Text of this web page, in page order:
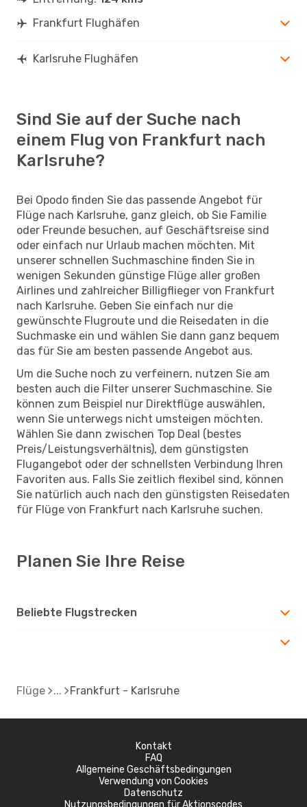
Frankfurt Flughäfen
Karlsruhe Flughäfen
Sind Sie auf der Suche nach
einem Flug von Frankfurt nach
Karlsruhe?
Bei Opodo finden Sie das passende Angebot für
Flüge nach Karlsruhe, ganz gleich, ob Sie Familie
oder Freunde besuchen, auf Geschäftsreise sind
oder einfach nur Urlaub machen möchten. Mit
unserer schnellen Suchmaschine finden Sie in
wenigen Sekunden günstige Flüge aller großen
Airlines und zahlreicher Billigflieger von Frankfurt
nach Karlsruhe. Geben Sie einfach nur die
gewünschte Flugroute und die Reisedaten in die
Suchmaske ein und wählen Sie dann ganz bequem
das für Sie am besten passende Angebot aus.
Um die Suche noch zu verfeinern, nutzen Sie am
besten auch die Filter unserer Suchmaschine. Sie
können zum Beispiel nur Direktflüge auswählen,
wenn Sie unterwegs nicht umsteigen möchten.
Wählen Sie dann zwischen Top Deal (bestes
Preis/Leistungsverhältnis), dem günstigsten
Flugangebot oder der schnellsten Verbindung Ihren
Favoriten aus. Falls Sie zeitlich flexibel sind, können
Sie natürlich auch nach den günstigsten Reisedaten
für Flüge von Frankfurt nach Karlsruhe suchen.
Planen Sie Ihre Reise
Beliebte Flugstrecken
Flüge Frankfurt - Karlsruhe
Kontakt
FAQ
Allgemeine Geschäftsbedingungen
Verwendung von Cookies
Datenschutz
Nutzungsbedingungen für Aktionscodes